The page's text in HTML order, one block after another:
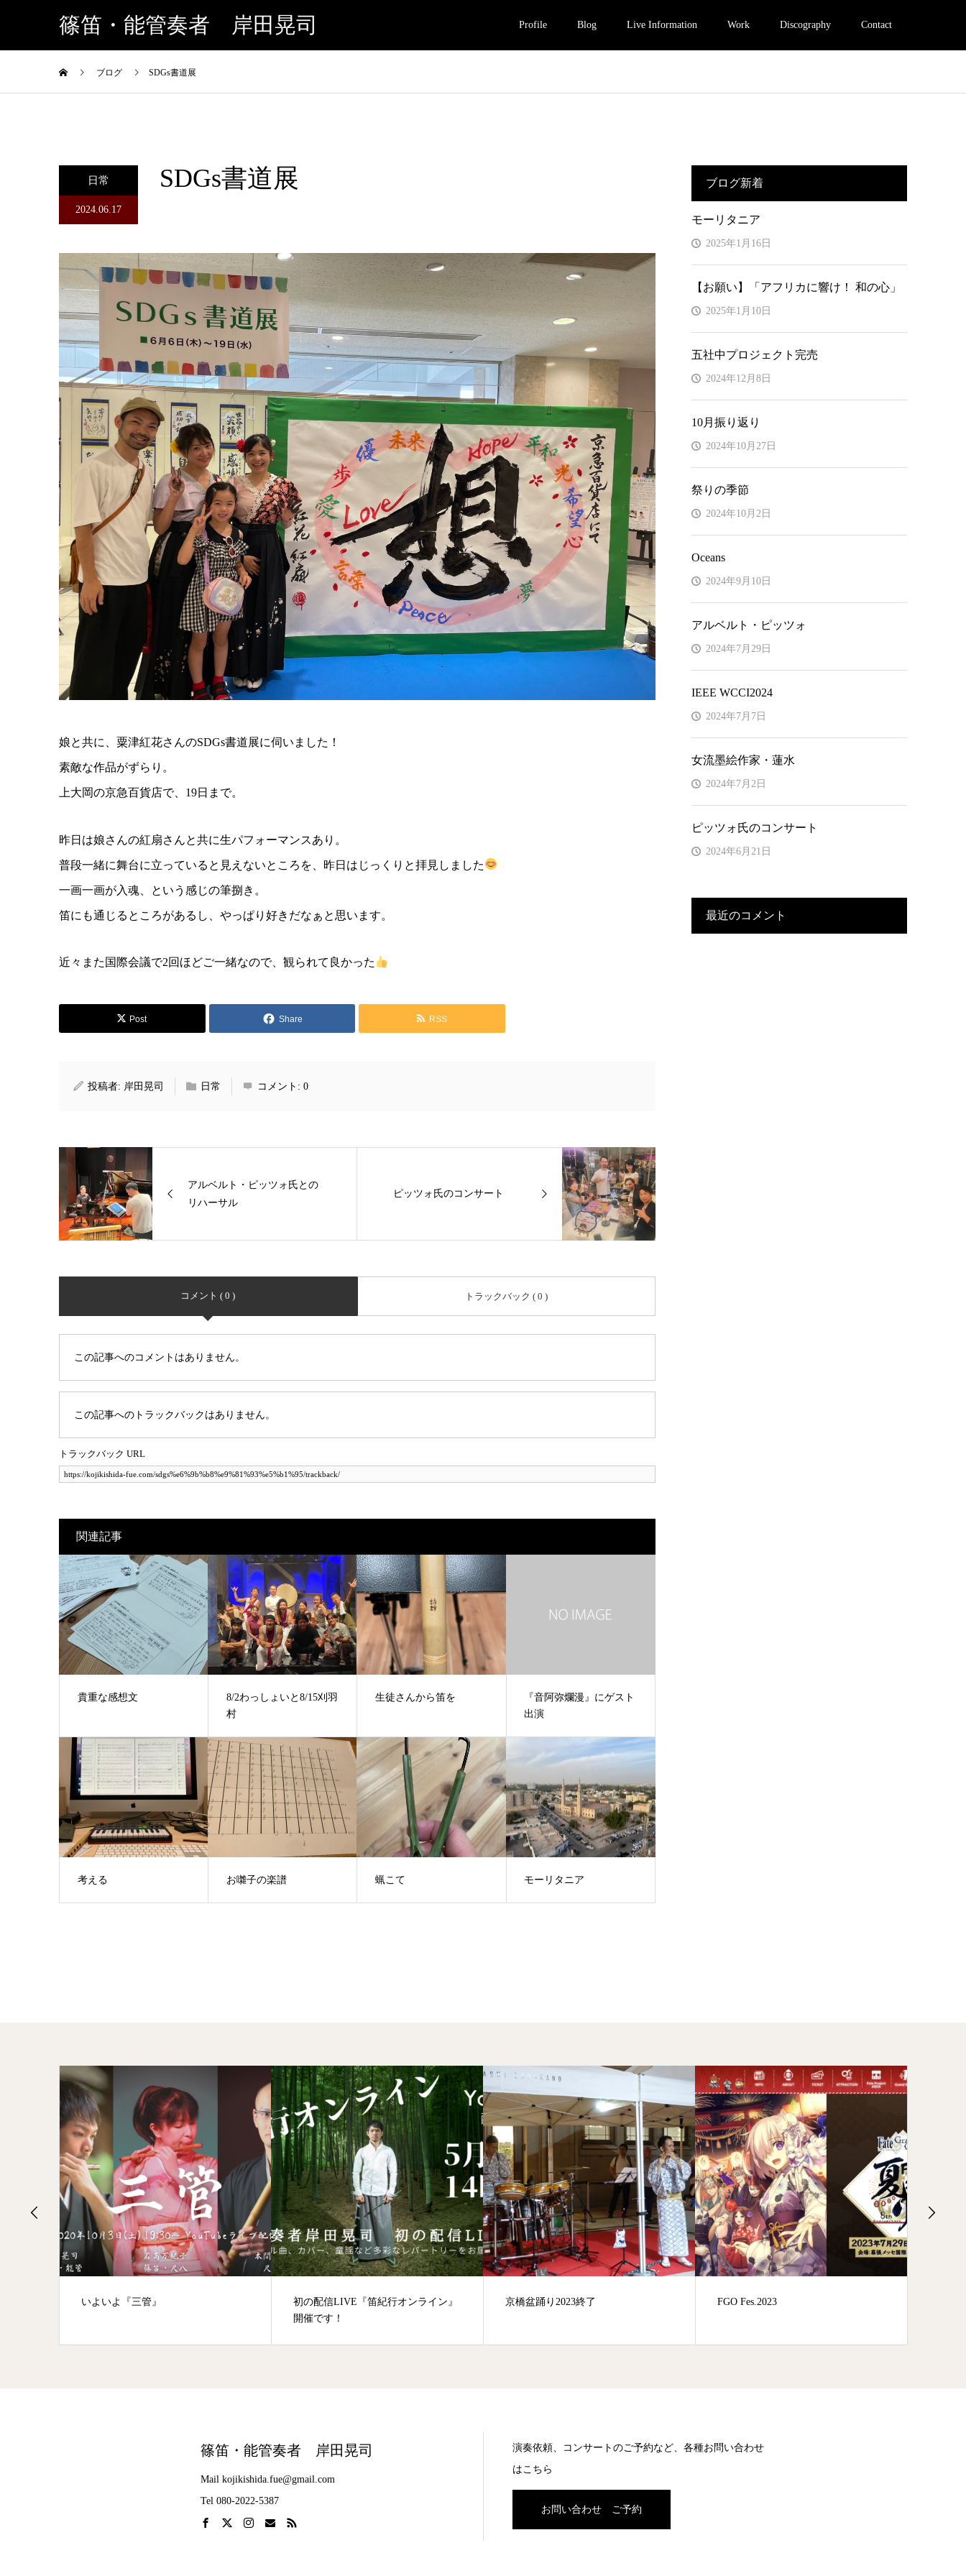
篠笛・能管奏者 岸田晃司 Profile Blog Live Information Work Discography Contact
ブログ SDGs書道展
日常
2024.06.17
SDGs書道展
娘と共に、粟津紅花さんのSDGs書道展に伺いました！
素敵な作品がずらり。
上大岡の京急百貨店で、19日まで。
昨日は娘さんの紅扇さんと共に生パフォーマンスあり。
普段一緒に舞台に立っていると見えないところを、昨日はじっくりと拝見しました
一画一画が入魂、という感じの筆捌き。
笛にも通じるところがあるし、やっぱり好きだなぁと思います。
近々また国際会議で2回ほどご一緒なので、観られて良かった
Post Share RSS
投稿者: 岸田晃司 日常 コメント: 0
アルベルト・ピッツォ氏との
リハーサル
ピッツォ氏のコンサート
コメント ( 0 ) トラックバック ( 0 )
この記事へのコメントはありません。
この記事へのトラックバックはありません。
トラックバック URL
関連記事
貴重な感想文
8/2わっしょいと8/15刈羽
村
生徒さんから笛を
『音阿弥爛漫』にゲスト
出演
考える お囃子の楽譜 蝋こて モーリタニア
ブログ新着
モーリタニア
2025年1月16日
【お願い】「アフリカに響け！ 和の心」
2025年1月10日
五社中プロジェクト完売
2024年12月8日
10月振り返り
2024年10月27日
祭りの季節
2024年10月2日
Oceans
2024年9月10日
アルベルト・ピッツォ
2024年7月29日
IEEE WCCI2024
2024年7月7日
女流墨絵作家・蓮水
2024年7月2日
ピッツォ氏のコンサート
2024年6月21日
最近のコメント
いよいよ『三管』
初の配信LIVE『笛紀行オンライン』
開催です！
京橋盆踊り2023終了 FGO Fes.2023
篠笛・能管奏者 岸田晃司
Mail kojikishida.fue@gmail.com
Tel 080-2022-5387
演奏依頼、コンサートのご予約など、各種お問い合わせ
はこちら
お問い合わせ ご予約